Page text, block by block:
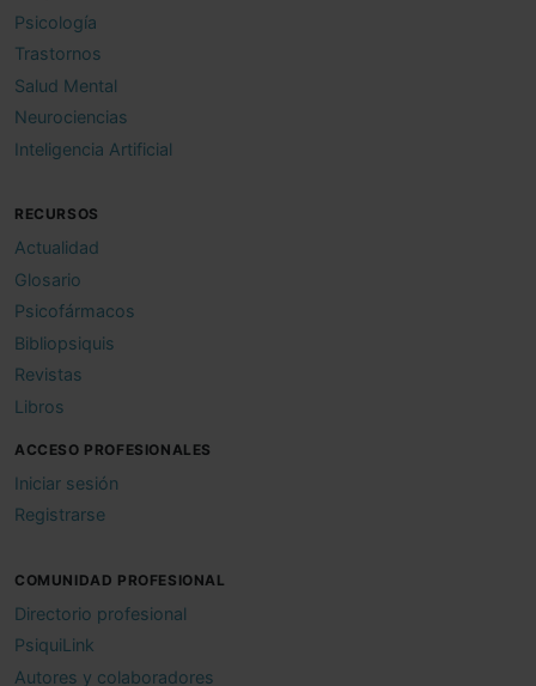
Psicología
Trastornos
Salud Mental
Neurociencias
Inteligencia Artificial
RECURSOS
Actualidad
Glosario
Psicofármacos
Bibliopsiquis
Revistas
Libros
ACCESO PROFESIONALES
Iniciar sesión
Registrarse
COMUNIDAD PROFESIONAL
Directorio profesional
PsiquiLink
Autores y colaboradores